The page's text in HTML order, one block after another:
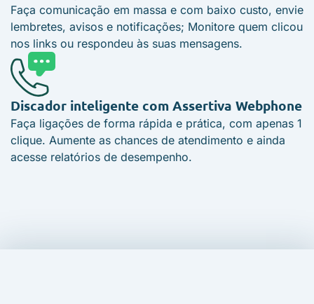
Faça comunicação em massa e com baixo custo, envie
lembretes, avisos e notificações; Monitore quem clicou
nos links ou respondeu às suas mensagens.
Discador inteligente com Assertiva Webphone
Faça ligações de forma rápida e prática, com apenas 1
clique. Aumente as chances de atendimento e ainda
acesse relatórios de desempenho.